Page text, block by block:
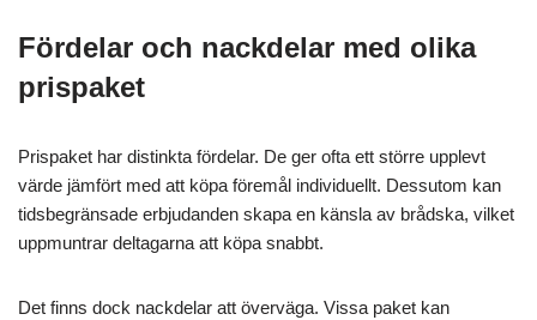
Fördelar och nackdelar med olika
prispaket
Prispaket har distinkta fördelar. De ger ofta ett större upplevt
värde jämfört med att köpa föremål individuellt. Dessutom kan
tidsbegränsade erbjudanden skapa en känsla av brådska, vilket
uppmuntrar deltagarna att köpa snabbt.
Det finns dock nackdelar att överväga. Vissa paket kan